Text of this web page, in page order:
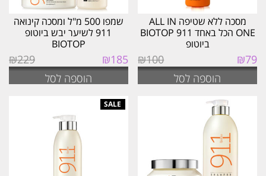
מסכה ללא שטיפה ALL IN
ONE הכל באחד 911 BIOTOP
ביוטופ
₪100
המחיר
המקורי
₪79
הנוכחי
הוספה לסל
שמפו 500 מ"ל ומסכה קינואה
911 לשיער יבש ביוטופ
BIOTOP
₪229
המחיר
המקורי
₪185
הנוכחי
הוא:הוספה לסל